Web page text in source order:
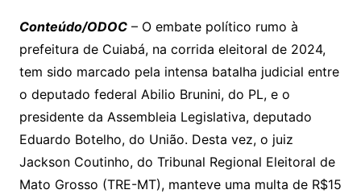
n
k
p
p
m
n
a
s
o
o
m
a
g
e
k.
c
o
m
e o
M
ai
l
d
s
Conteúdo/ODOC – O embate político rumo à
prefeitura de Cuiabá, na corrida eleitoral de 2024,
tem sido marcado pela intensa batalha judicial entre
o deputado federal Abilio Brunini, do PL, e o
presidente da Assembleia Legislativa, deputado
Eduardo Botelho, do União. Desta vez, o juiz
Jackson Coutinho, do Tribunal Regional Eleitoral de
Mato Grosso (TRE-MT), manteve uma multa de R$15